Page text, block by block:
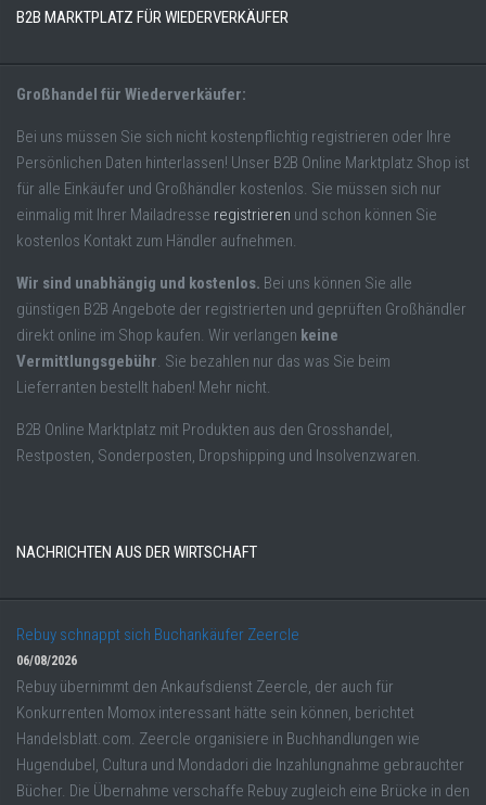
B2B MARKTPLATZ FÜR WIEDERVERKÄUFER
Großhandel für Wiederverkäufer:
Bei uns müssen Sie sich nicht kostenpflichtig registrieren oder Ihre
Persönlichen Daten hinterlassen! Unser B2B Online Marktplatz Shop ist
für alle Einkäufer und Großhändler kostenlos. Sie müssen sich nur
einmalig mit Ihrer Mailadresse registrieren und schon können Sie
kostenlos Kontakt zum Händler aufnehmen.
Wir sind unabhängig und kostenlos. Bei uns können Sie alle
günstigen B2B Angebote der registrierten und geprüften Großhändler
direkt online im Shop kaufen. Wir verlangen keine
Vermittlungsgebühr. Sie bezahlen nur das was Sie beim
Lieferranten bestellt haben! Mehr nicht.
B2B Online Marktplatz mit Produkten aus den Grosshandel,
Restposten, Sonderposten, Dropshipping und Insolvenzwaren.
NACHRICHTEN AUS DER WIRTSCHAFT
Rebuy schnappt sich Buchankäufer Zeercle
06/08/2026
Rebuy übernimmt den Ankaufsdienst Zeercle, der auch für
Konkurrenten Momox interessant hätte sein können, berichtet
Handelsblatt.com. Zeercle organisiere in Buchhandlungen wie
Hugendubel, Cultura und Mondadori die Inzahlungnahme gebrauchter
Bücher. Die Übernahme verschaffe Rebuy zugleich eine Brücke in den